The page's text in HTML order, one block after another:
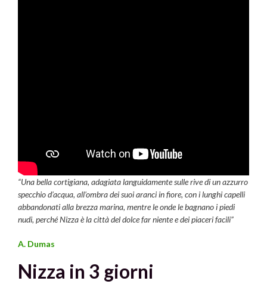
“Una bella cortigiana, adagiata languidamente sulle rive di un azzurro
specchio d’acqua, all’ombra dei suoi aranci in fiore, con i lunghi capelli
abbandonati alla brezza marina, mentre le onde le bagnano i piedi
nudi, perché Nizza è la città del dolce far niente e dei piaceri facili”
A. Dumas
Nizza in 3 giorni